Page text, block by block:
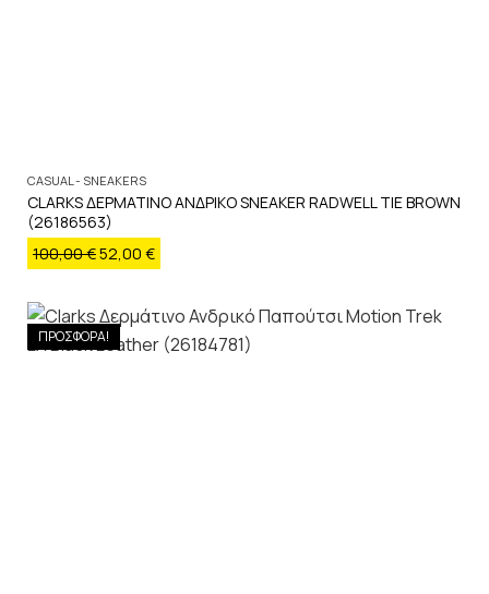
CASUAL - SNEAKERS
CLARKS ΔΕΡΜΑΤΙΝΟ ΑΝΔΡΙΚΟ SNEAKER RADWELL TIE BROWN
(26186563)
100,00€52,00 €
ΠΡΟΣΦΟΡΑ!